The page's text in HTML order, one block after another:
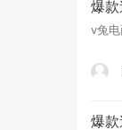
爆
v兔
爆